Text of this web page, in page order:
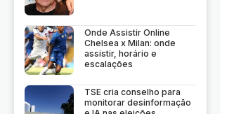
Onde Assistir Online
Chelsea x Milan: onde
assistir, horário e
escalações
TSE cria conselho para
monitorar desinformação